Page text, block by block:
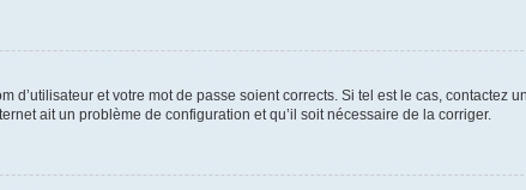
d’utilisateur et votre mot de passe soient corrects. Si tel est le cas, contactez
ait un problème de configuration et qu’il soit nécessaire de la corriger.